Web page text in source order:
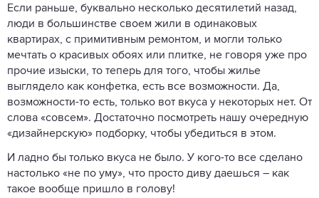
Если раньше, буквально несколько десятилетий назад,
люди в большинстве своем жили в одинаковых
квартирах, с примитивным ремонтом, и могли только
мечтать о красивых обоях или плитке, не говоря уже про
прочие изыски, то теперь для того, чтобы жилье
выглядело как конфетка, есть все возможности. Да,
возможности-то есть, только вот вкуса у некоторых нет. От
слова «совсем». Достаточно посмотреть нашу очередную
«дизайнерскую» подборку, чтобы убедиться в этом.
И ладно бы только вкуса не было. У кого-то все сделано
настолько «не по уму», что просто диву даешься – как
такое вообще пришло в голову!